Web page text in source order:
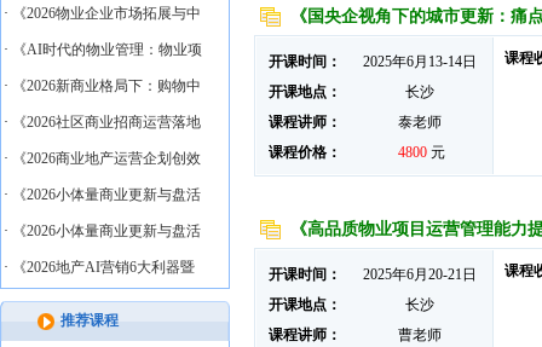
· 《2026物业企业市场拓展与中
· 《AI时代的物业管理：物业项
· 《2026新商业格局下：购物中
· 《2026社区商业招商运营落地
· 《2026商业地产运营企划创效
· 《2026小体量商业更新与盘活
· 《2026小体量商业更新与盘活
· 《2026地产AI营销6大利器暨
推荐课程
《国央企视角下的城市更新：痛
开课时间：
2025年6月13-14日
开课地点：
长沙
课程讲师：
泰老师
课程价格：
4800 元
课程
《高品质物业项目运营管理能力
开课时间：
2025年6月20-21日
开课地点：
长沙
课程讲师：
曹老师
课程